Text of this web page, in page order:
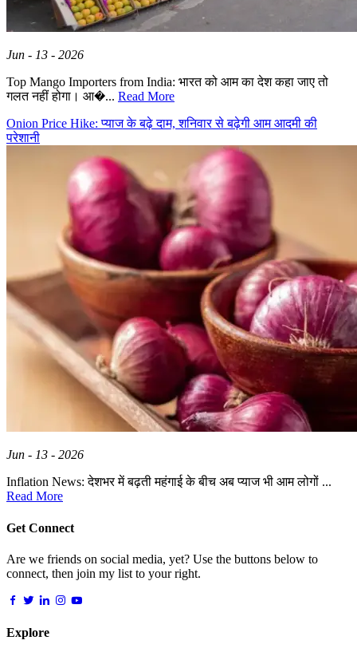
Jun - 13 - 2026
Top Mango Importers from India: भारत को आम का देश कहा जाए तो
गलत नहीं होगा। आ�... Read More
Onion Price Hike: प्याज के बढ़े दाम, शनिवार से बढ़ेगी आम आदमी की
परेशानी
Jun - 13 - 2026
Inflation News: देशभर में बढ़ती महंगाई के बीच अब प्याज भी आम लोगों ...
Read More
Get Connect
Are we friends on social media, yet? Use the buttons below to
connect, then join my list to your right.
Explore